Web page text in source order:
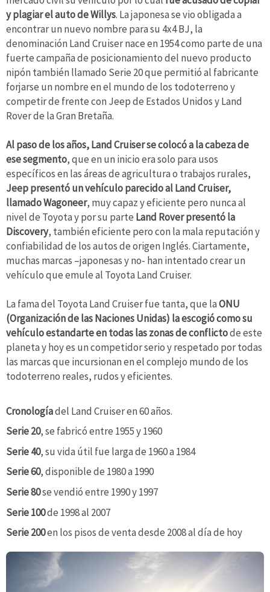
y plagiar el auto de Willys. La japonesa se vio obligada a
encontrar un nuevo nombre para su 4x4 BJ, la
denominación Land Cruiser nace en 1954 como parte de una
fuerte campaña de posicionamiento del nuevo producto
nipón también llamado Serie 20 que permitió al fabricante
forjarse un nombre en el mundo de los todoterreno y
competir de frente con Jeep de Estados Unidos y Land
Rover de la Gran Bretaña.
Al paso de los años, Land Cruiser se colocó a la cabeza de
ese segmento, que en un inicio era solo para usos
específicos en las áreas de agricultura o trabajos rurales,
Jeep presentó un vehículo parecido al Land Cruiser,
llamado Wagoneer, muy capaz y eficiente pero nunca al
nivel de Toyota y por su parte Land Rover presentó la
Discovery, también eficiente pero con la mala reputación y
confiabilidad de los autos de origen Inglés. Ciartamente,
muchas marcas –japonesas y no- han intentado crear un
vehículo que emule al Toyota Land Cruiser.
La fama del Toyota Land Cruiser fue tanta, que laONU
(Organización de las Naciones Unidas) la escogió como su
vehículo estandarte en todas las zonas de conflictode este
planeta y hoy es un competidor serio y respetado por todas
las marcas que incursionan en el complejo mundo de los
todoterreno reales, rudos y eficientes.
Cronologíadel Land Cruiser en 60 años.
Serie 20, se fabricó entre 1955 y 1960
Serie 40, su vida útil fue larga de 1960 a 1984
Serie 60, disponible de 1980 a 1990
Serie 80se vendió entre 1990 y 1997
Serie 100de 1998 al 2007
Serie 200en los pisos de venta desde 2008 al día de hoy